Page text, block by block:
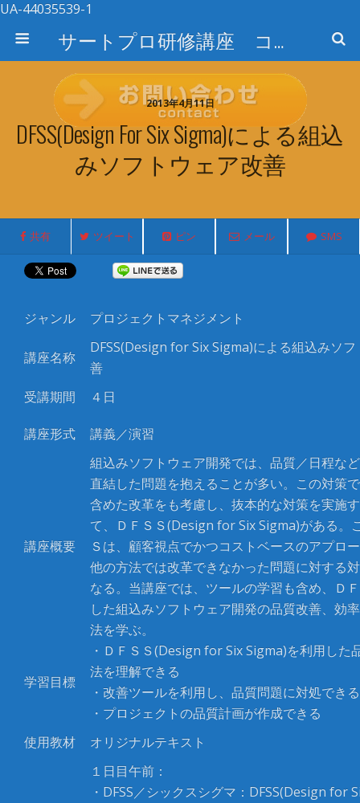
UA-44035539-1
サートプロ研修講座 コース検索
2013年4月11日
DFSS(Design For Six Sigma)による組込
みソフトウェア改善
共有 ツイート ピン メール SMS
ジャンル プロジェクトマネジメント
講座名称
DFSS(Design for Six Sigma)による組込みソ
善
受講期間
４日
講座形式 講義／演習
講座概要
組込みソフトウェア開発では、品質／日程な
直結した問題を抱えることが多い。この対策
含めた改革をも考慮し、抜本的な対策を実施
て、ＤＦＳＳ(Design for Six Sigma)がある。
Ｓは、顧客視点でかつコストベースのアプロ
他の方法では改革できなかった問題に対する
なる。当講座では、ツールの学習も含め、Ｄ
した組込みソフトウェア開発の品質改善、効
法を学ぶ。
学習目標
・ＤＦＳＳ(Design for Six Sigma)を利用した
法を理解できる
・改善ツールを利用し、品質問題に対処できる
・プロジェクトの品質計画が作成できる
使用教材
オリジナルテキスト
１日目午前：
・DFSS／シックスシグマ：DFSS(Design for